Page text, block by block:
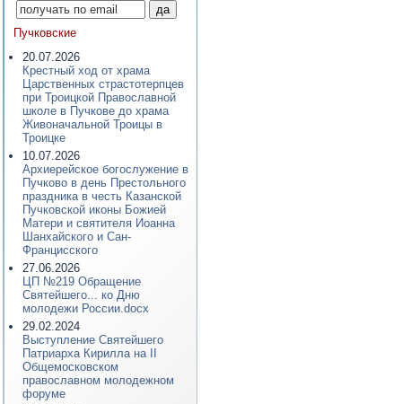
Пучковские
20.07.2026
Крестный ход от храма
Царственных страстотерпцев
при Троицкой Православной
школе в Пучкове до храма
Живоначальной Троицы в
Троицке
10.07.2026
Архиерейское богослужение в
Пучково в день Престольного
праздника в честь Казанской
Пучковской иконы Божией
Матери и святителя Иоанна
Шанхайского и Сан-
Францисского
27.06.2026
ЦП №219 Обращение
Святейшего... ко Дню
молодежи России.docx
29.02.2024
Выступление Святейшего
Патриарха Кирилла на II
Общемосковском
православном молодежном
форуме